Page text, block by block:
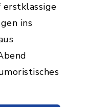
erstklassige
ins